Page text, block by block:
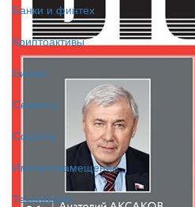
Банки и финтех
Криптоактивы
Бизнес
Сервисы
Соцсети
Импортозамещение
Технологии